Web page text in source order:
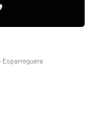
Esparreguera